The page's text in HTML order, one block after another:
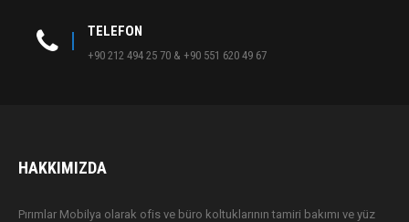
TELEFON
+90 212 494 25 70 & +90 551 620 49 67
HAKKIMIZDA
Pırımlar Mobilya olarak ofis ve büro koltuklarının tamiri bakımı ve yüz